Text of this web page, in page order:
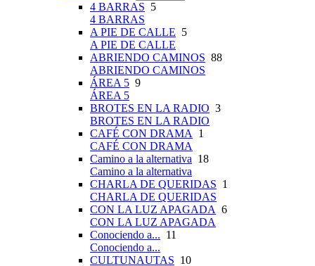
4 BARRAS 5
4 BARRAS
A PIE DE CALLE 5
A PIE DE CALLE
ABRIENDO CAMINOS 88
ABRIENDO CAMINOS
ÁREA 5 9
ÁREA 5
BROTES EN LA RADIO 3
BROTES EN LA RADIO
CAFÉ CON DRAMA 1
CAFÉ CON DRAMA
Camino a la alternativa 18
Camino a la alternativa
CHARLA DE QUERIDAS 1
CHARLA DE QUERIDAS
CON LA LUZ APAGADA 6
CON LA LUZ APAGADA
Conociendo a... 11
Conociendo a...
CULTUNAUTAS 10